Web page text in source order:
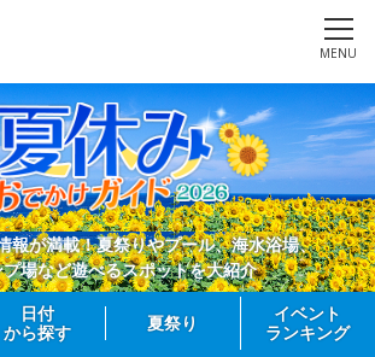
MENU
報が満載！夏祭りやプール、海水浴場、
場など遊べるスポットを大紹介
日付
から探す
夏祭り
イベント
ランキング